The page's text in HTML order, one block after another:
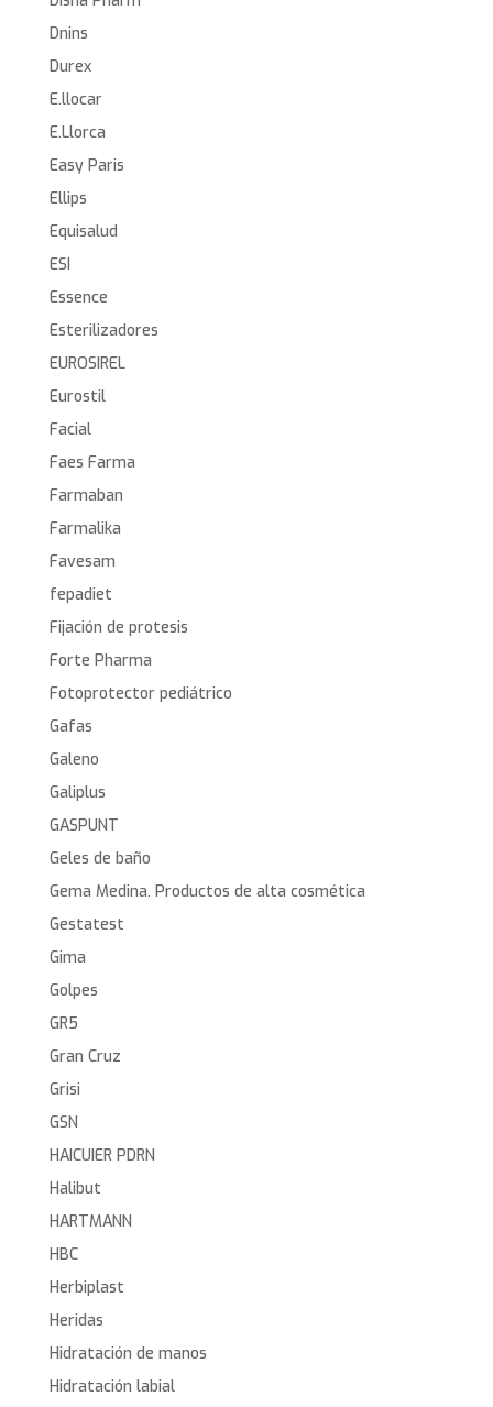
Dnins
Durex
E.llocar
E.Llorca
Easy Paris
Ellips
Equisalud
ESI
Essence
Esterilizadores
EUROSIREL
Eurostil
Facial
Faes Farma
Farmaban
Farmalika
Favesam
fepadiet
Fijación de protesis
Forte Pharma
Fotoprotector pediátrico
Gafas
Galeno
Galiplus
GASPUNT
Geles de baño
Gema Medina. Productos de alta cosmética
Gestatest
Gima
Golpes
GR5
Gran Cruz
Grisi
GSN
HAICUIER PDRN
Halibut
HARTMANN
HBC
Herbiplast
Heridas
Hidratación de manos
Hidratación labial